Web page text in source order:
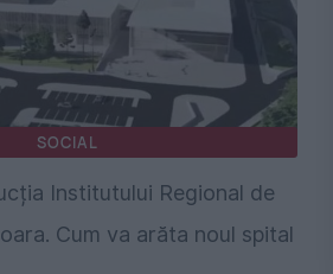
SOCIAL
Institutului Regional de
Cum va arăta noul spital